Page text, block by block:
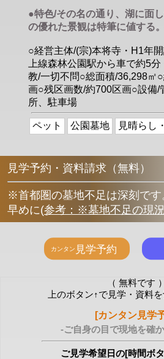
●特色/その名の通り、湖に面
の優れた景観は特筆に値する
○経営主体/(宗)本将寺・H1年
上線森林公園駅から車で約5
教/一切不問○総面積/36,298㎡
画○残区画数/約700区画○設備/
所、駐車場
ペット 公園墓地 見晴らし
見学予約・資料請求（無料）
※首都圏の墓地不足は深刻です
早めに(参考：※墓地不足の現況
（ 無料です ）
上のボタン↑で見学・資料
[カンタン見学
-ご自身の目で現地を確
ご見学希望日の[時間ボ